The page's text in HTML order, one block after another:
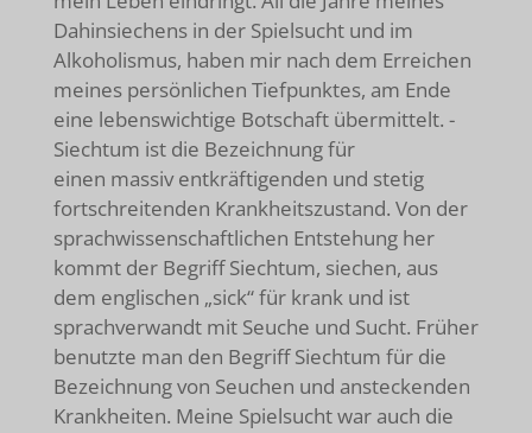
Dahinsiechens in der Spielsucht und im
Alkoholismus, haben mir nach dem Erreichen
meines persönlichen Tiefpunktes, am Ende
eine lebenswichtige Botschaft übermittelt. -
Siechtum ist die Bezeichnung für
einen massiv entkräftigenden und stetig
fortschreitenden Krankheitszustand. Von der
sprachwissenschaftlichen Entstehung her
kommt der Begriff Siechtum, siechen, aus
dem englischen „sick“ für krank und ist
sprachverwandt mit Seuche und Sucht. Früher
benutzte man den Begriff Siechtum für die
Bezeichnung von Seuchen und ansteckenden
Krankheiten. Meine Spielsucht war auch die